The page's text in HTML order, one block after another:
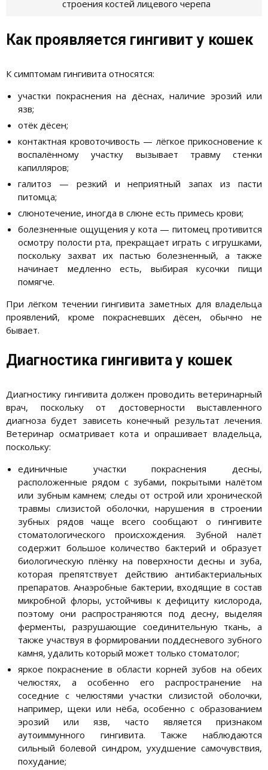
строения костей лицевого черепа
Как проявляется гингивит у кошек
К симптомам гингивита относятся:
участки покраснения на дёснах, наличие эрозий или
язв;
отёк дёсен;
контактная кровоточивость — лёгкое прикосновение к
воспалённому участку вызывает травму стенки
капилляров;
галитоз — резкий и неприятный запах из пасти
питомца;
слюнотечение, иногда в слюне есть примесь крови;
болезненные ощущения у кота — питомец противится
осмотру полости рта, прекращает играть с игрушками,
поскольку захват их пастью болезненный, а также
начинает медленно есть, выбирая кусочки пищи
помягче.
При лёгком течении гингивита заметных для владельца
проявлений, кроме покрасневших дёсен, обычно не
бывает.
Диагностика гингивита у кошек
Диагностику гингивита должен проводить ветеринарный
врач, поскольку от достоверности выставленного
диагноза будет зависеть конечный результат лечения.
Ветеринар осматривает кота и опрашивает владельца,
поскольку:
единичные участки покраснения десны,
расположенные рядом с зубами, покрытыми налётом
или зубным камнем; следы от острой или хронической
травмы слизистой оболочки, нарушения в строении
зубных рядов чаще всего сообщают о гингивите
стоматологического происхождения. Зубной налёт
содержит большое количество бактерий и образует
биологическую плёнку на поверхности десны и зуба,
которая препятствует действию антибактериальных
препаратов. Анаэробные бактерии, входящие в состав
микробной флоры, устойчивы к дефициту кислорода,
поэтому они распространяются под десну, выделяя
ферменты, разрушающие соединительную ткань, а
также участвуя в формировании поддесневого зубного
камня, удалить который может только стоматолог;
яркое покраснение в области корней зубов на обеих
челюстях, а особенно его распространение на
соседние с челюстями участки слизистой оболочки,
например, щеки или нёба, особенно с образованием
эрозий или язв, часто является признаком
аутоиммунного гингивита. Также наблюдаются
сильный болевой синдром, ухудшение самочувствия,
похудание;